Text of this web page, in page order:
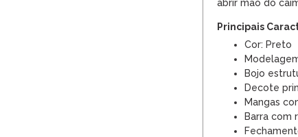
abrir mão do
Principais
Cor: Preto
Bojo
Decote
Mangas
Barra com